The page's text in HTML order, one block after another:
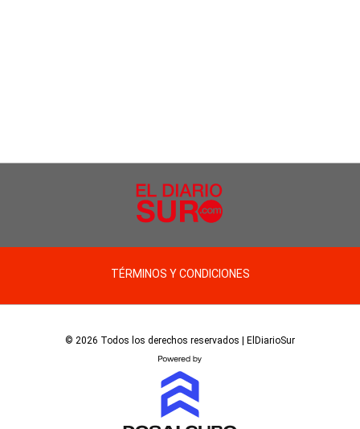
TÉRMINOS Y CONDICIONES
© 2026 Todos los derechos reservados | ElDiarioSur